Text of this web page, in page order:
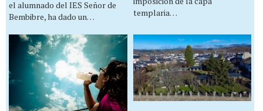
el alumnado del IES Señor de
Bembibre, ha dado un…
templaria…